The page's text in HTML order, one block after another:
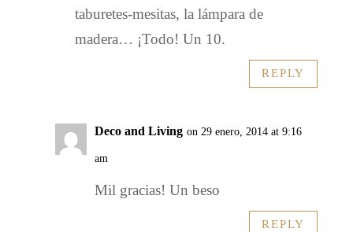
taburetes-mesitas, la lámpara de
madera… ¡Todo! Un 10.
REPLY
Deco and Living on 29 enero, 2014 at 9:16
am
Mil gracias! Un beso
REPLY